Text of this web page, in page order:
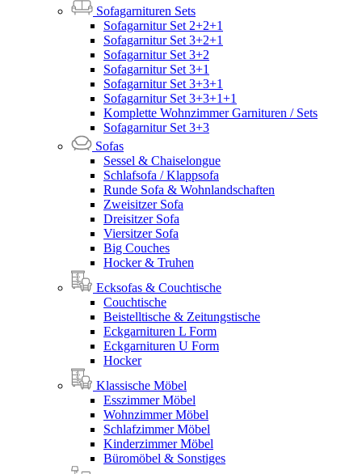
Sofagarnituren Sets
Sofagarnitur Set 2+2+1
Sofagarnitur Set 3+2+1
Sofagarnitur Set 3+2
Sofagarnitur Set 3+1
Sofagarnitur Set 3+3+1
Sofagarnitur Set 3+3+1+1
Komplette Wohnzimmer Garnituren / Sets
Sofagarnitur Set 3+3
Sofas
Sessel & Chaiselongue
Schlafsofa / Klappsofa
Runde Sofa & Wohnlandschaften
Zweisitzer Sofa
Dreisitzer Sofa
Viersitzer Sofa
Big Couches
Hocker & Truhen
Ecksofas & Couchtische
Couchtische
Beistelltische & Zeitungstische
Eckgarnituren L Form
Eckgarnituren U Form
Hocker
Klassische Möbel
Esszimmer Möbel
Wohnzimmer Möbel
Schlafzimmer Möbel
Kinderzimmer Möbel
Büromöbel & Sonstiges